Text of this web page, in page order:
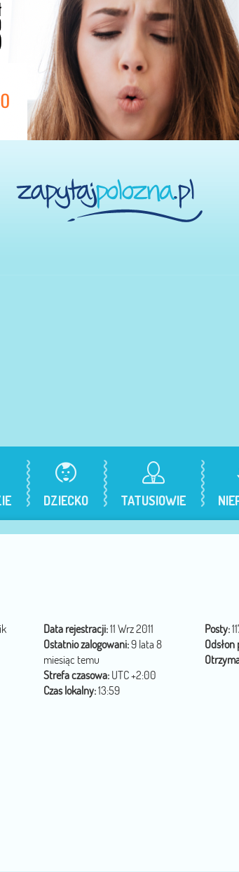
DZIECKO TATUSIOWIE
Data rejestracji:11 Wrz 2011
Ostatnio zalogowani:9 lata 8
miesiąc temu
Strefa czasowa: UTC +2:00
Czas lokalny:13:59
Posty: